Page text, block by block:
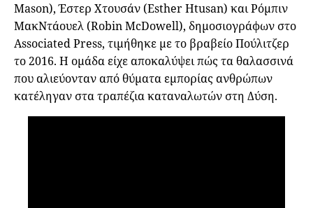
Mason), Έστερ Χτουσάν (Esther Htusan) και Ρόμπιν
ΜακΝτάουελ (Robin McDowell), δημοσιογράφων στο
Associated Press, τιμήθηκε με το βραβείο Πούλιτζερ
το 2016. Η ομάδα είχε αποκαλύψει πώς τα θαλασσινά
που αλιεύονταν από θύματα εμπορίας ανθρώπων
κατέληγαν στα τραπέζια καταναλωτών στη Δύση.